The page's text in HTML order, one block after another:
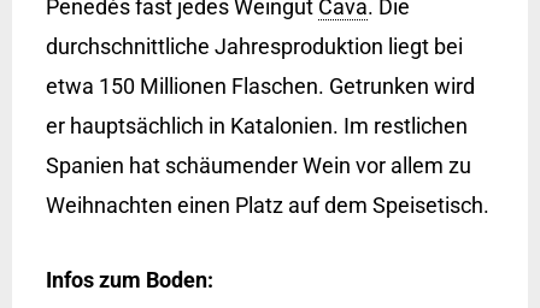
Penedés fast jedes Weingut Cava. Die
durchschnittliche Jahresproduktion liegt bei
etwa 150 Millionen Flaschen. Getrunken wird
er hauptsächlich in Katalonien. Im restlichen
Spanien hat schäumender Wein vor allem zu
Weihnachten einen Platz auf dem Speisetisch.
Infos zum Boden: